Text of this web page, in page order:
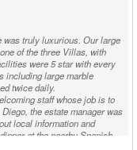
was truly luxurious. Our large
of the three Villas, with
were 5 star with every
including large marble
twice daily.
staff whose job is to
the estate manager was
local information and
at the nearby Spanish